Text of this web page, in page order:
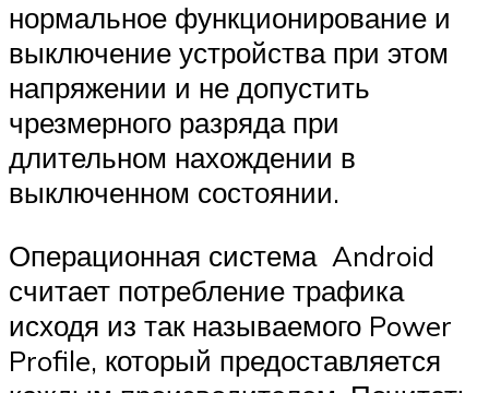
нормальное функционирование и
выключение устройства при этом
напряжении и не допустить
чрезмерного разряда при
длительном нахождении в
выключенном состоянии.
Операционная система Android
считает потребление трафика
исходя из так называемого Power
Profile, который предоставляется